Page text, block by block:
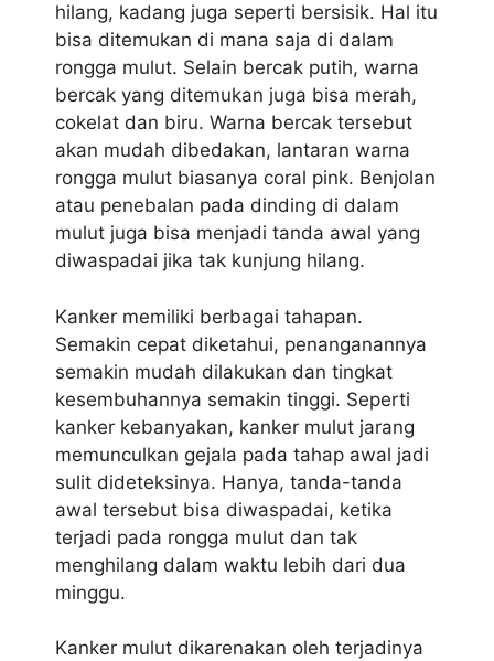
hilang, kadang juga seperti bersisik. Hal itu
bisa ditemukan di mana saja di dalam
rongga mulut. Selain bercak putih, warna
bercak yang ditemukan juga bisa merah,
cokelat dan biru. Warna bercak tersebut
akan mudah dibedakan, lantaran warna
rongga mulut biasanya coral pink. Benjolan
atau penebalan pada dinding di dalam
mulut juga bisa menjadi tanda awal yang
diwaspadai jika tak kunjung hilang.
Kanker memiliki berbagai tahapan.
Semakin cepat diketahui, penanganannya
semakin mudah dilakukan dan tingkat
kesembuhannya semakin tinggi. Seperti
kanker kebanyakan, kanker mulut jarang
memunculkan gejala pada tahap awal jadi
sulit dideteksinya. Hanya, tanda-tanda
awal tersebut bisa diwaspadai, ketika
terjadi pada rongga mulut dan tak
menghilang dalam waktu lebih dari dua
minggu.
Kanker mulut dikarenakan oleh terjadinya